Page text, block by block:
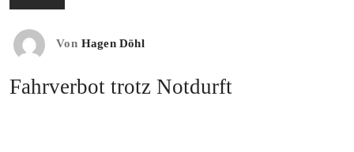
Von Hagen Döhl
Fahrverbot trotz Notdurft